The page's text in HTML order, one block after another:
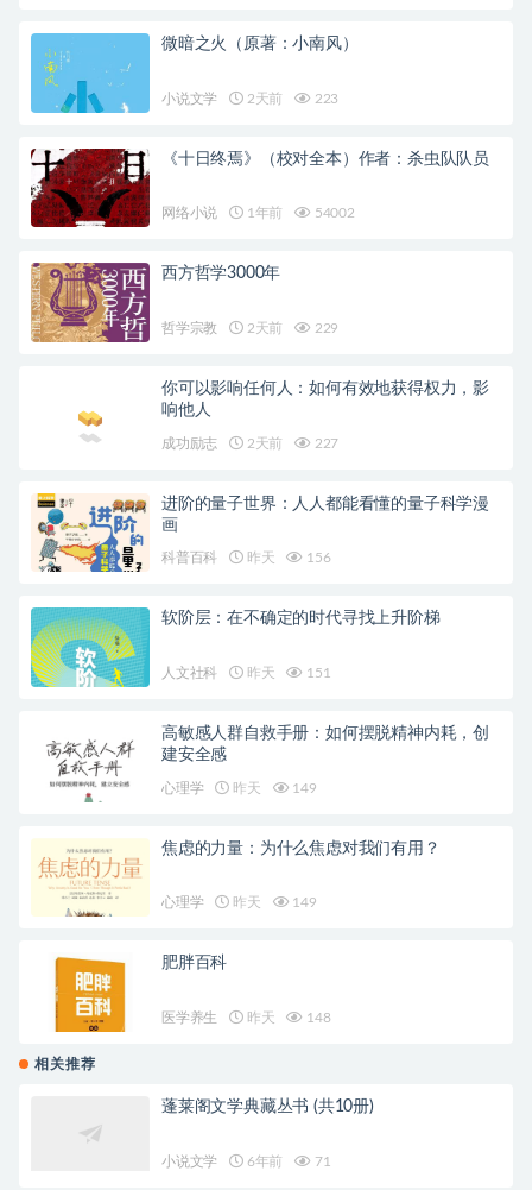
微暗之火（原著：小南风）
小说文学 2天前 223
《十日终焉》（校对全本）作者：杀虫队队员
网络小说 1年前 54002
西方哲学3000年
哲学宗教 2天前 229
你可以影响任何人：如何有效地获得权力，影
响他人
成功励志 2天前 227
进阶的量子世界：人人都能看懂的量子科学漫
画
科普百科 昨天 156
软阶层：在不确定的时代寻找上升阶梯
人文社科 昨天 151
高敏感人群自救手册：如何摆脱精神内耗，创
建安全感
心理学 昨天 149
焦虑的力量：为什么焦虑对我们有用？
心理学 昨天 149
肥胖百科
医学养生 昨天 148
相关推荐
蓬莱阁文学典藏丛书 (共10册)
小说文学 6年前 71